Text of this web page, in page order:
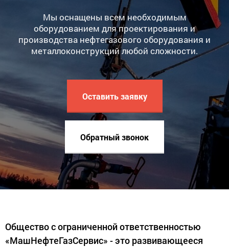
Мы оснащены всем необходимым
оборудованием для проектирования и
производства нефтегазового оборудования и
металлоконструкций любой сложности.
Оставить заявку
Обратный звонок
Общество с ограниченной ответственностью
«МашНефтеГазСервис» - это развивающееся